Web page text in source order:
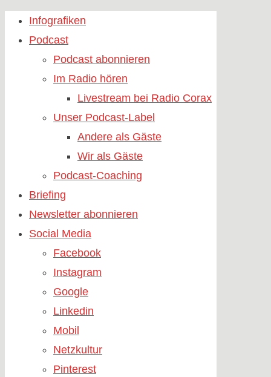
Skip
Infografiken
Podcast
Podcast abonnieren
Im Radio hören
Livestream bei Radio Corax
Unser Podcast-Label
Andere als Gäste
Wir als Gäste
Podcast-Coaching
Briefing
Newsletter abonnieren
Social Media
Facebook
Instagram
Google
Linkedin
Mobil
Netzkultur
Pinterest